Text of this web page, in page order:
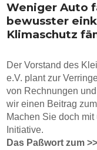
Weniger Auto
bewusster
Klimaschutz
Der Vorstand des
e.V. plant zur
von Rechnungen
wir einen Beitrag
Machen Sie doch
Initiative.
Das Paßwort zum >>